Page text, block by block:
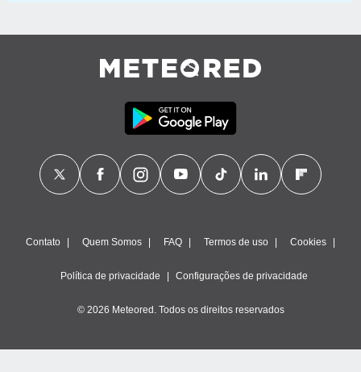
Contato Quem Somos FAQ Termos de uso Cookies
Política de privacidade Configurações de privacidade
© 2026 Meteored. Todos os direitos reservados